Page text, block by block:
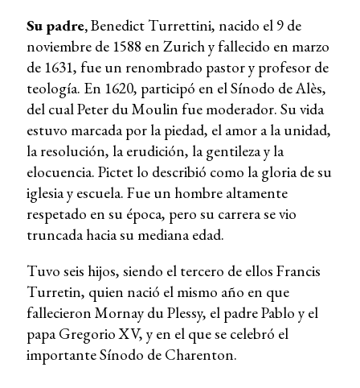
Su padre,Benedict Turrettini, nacido el 9 de
noviembre de 1588 en Zurich y fallecido en marzo
de 1631, fue un renombrado pastor y profesor de
teología. En 1620, participó en el Sínodo de Alès,
del cual Peter du Moulin fue moderador. Su vida
estuvo marcada por la piedad, el amor a la unidad,
la resolución, la erudición, la gentileza y la
elocuencia. Pictet lo describió como la gloria de su
iglesia y escuela. Fue un hombre altamente
respetado en su época, pero su carrera se vio
truncada hacia su mediana edad.
Tuvo seis hijos, siendo el tercero de ellos Francis
Turretin, quien nació el mismo año en que
fallecieron Mornay du Plessy, el padre Pablo y el
papa Gregorio XV, y en el que se celebró el
importante Sínodo de Charenton.